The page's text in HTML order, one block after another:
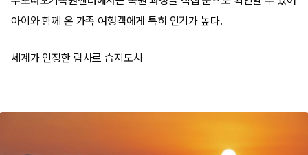
아이와 함께 온 가족 여행객에게 특히 인기가 높다.
세계가 인정한 람사르 습지도시